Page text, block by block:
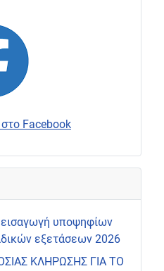
Facebook
υποψηφίων
εξετάσεων 2026
ΚΛΗΡΩΣΗΣ ΓΙΑ ΤΟ